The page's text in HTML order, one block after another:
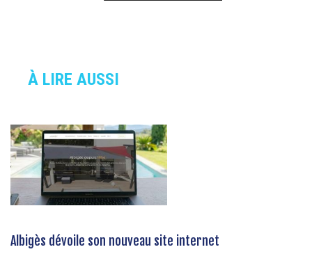
À LIRE AUSSI
Albigès dévoile son nouveau site internet